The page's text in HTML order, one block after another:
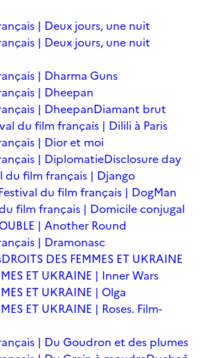
| Deux jours, une nuit
| Deux jours, une nuit
| Dharma Guns
| Dheepan
| DheepanDiamant brut
du film français | Dilili à Paris
| Dior et moi
| DiplomatieDisclosure day
du film français | Django
du film français | DogMan
film français | Domicile conjugal
| Another Round
| Dramonasc
DROITS DES FEMMES ET UKRAINE
ET UKRAINE | Inner Wars
ET UKRAINE | Olga
ET UKRAINE | Roses. Film-
| Du Goudron et des plumes